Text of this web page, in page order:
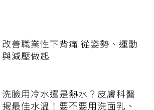
改善職業性下背痛 從姿勢、運動
與減壓做起
洗臉用冷水還是熱水？皮膚科醫
揭最佳水溫！要不要用洗面乳、